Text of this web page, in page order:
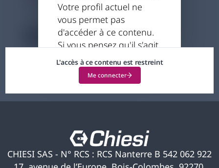
Votre profil actuel ne
vous permet pas
d'accéder à ce contenu.
Si vous pensez qu'il s'agit
d'une erreur, veuillez
nous contacter pour
obtenir de l'aide.
3 minutes
L'accès à ce contenu est restreint
Me connecter
CHIESI SAS - N° RCS : RCS Nanterre B 542 062 922